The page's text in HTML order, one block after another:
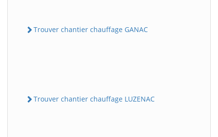
Trouver chantier chauffage GANAC
Trouver chantier chauffage LUZENAC